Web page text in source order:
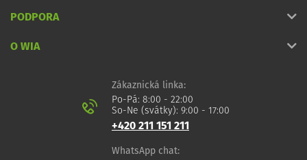
PODPORA
O WIA
Zákaznická linka:
Po-Pá: 8:00 - 22:00
So-Ne (svátky): 9:00 - 17:00
+420 211 151 211
WhatsApp chat: